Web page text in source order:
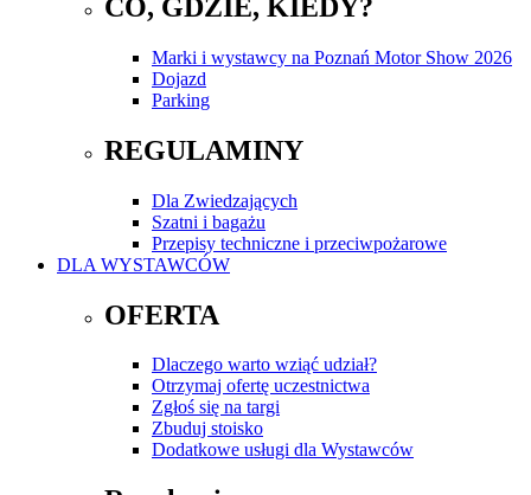
CO, GDZIE, KIEDY?
Marki i wystawcy na Poznań Motor Show 2026
Dojazd
Parking
REGULAMINY
Dla Zwiedzających
Szatni i bagażu
Przepisy techniczne i przeciwpożarowe
DLA WYSTAWCÓW
OFERTA
Dlaczego warto wziąć udział?
Otrzymaj ofertę uczestnictwa
Zgłoś się na targi
Zbuduj stoisko
Dodatkowe usługi dla Wystawców